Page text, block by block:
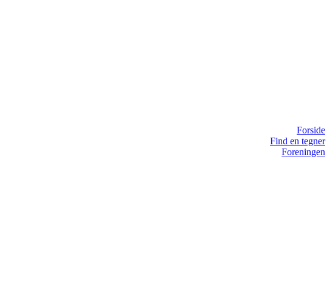
Forside
Find en tegner
Foreningen